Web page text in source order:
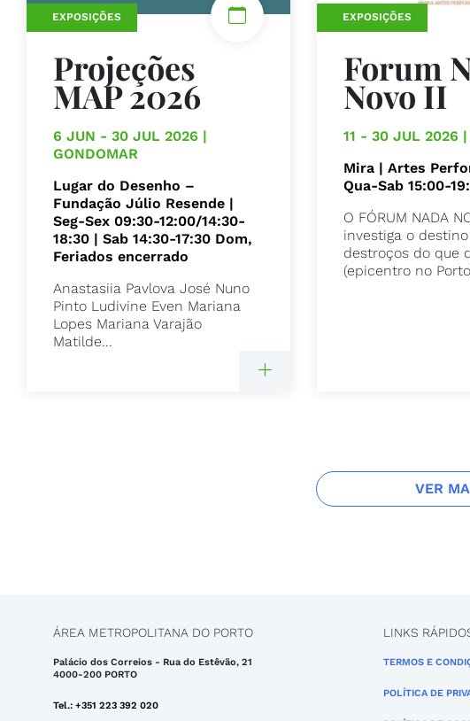
EXPOSIÇÕES
Projeções
MAP 2026
6 JUN - 30 JUL 2026 |
GONDOMAR
Lugar do Desenho –
Fundação Júlio Resende |
Seg-Sex 09:30-12:00/14:30-
18:30 | Sab 14:30-17:30 Dom,
Feriados encerrado
Anastasiia Pavlova José Nuno
Pinto Ludivine Even Mariana
Lopes Mariana Varajão
Matilde...
EXPOSIÇÕES
Forum
Novo II
11 - 30 JUL 2026 |
Mira | Artes
Qua-Sab 15:00-
O FÓRUM NADA
investiga o
destroços do que
(epicentro no
VER
ÁREA METROPOLITANA DO PORTO
Palácio dos Correios - Rua do Estêvão, 21
4000-200 PORTO
Tel.: +351 223 392 020
LINKS
TERMOS E
POLÍTICA DE